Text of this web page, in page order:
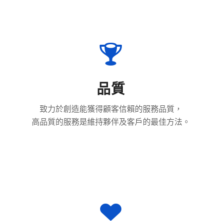
品質
致力於創造能獲得顧客信賴的服務品質，
高品質的服務是維持夥伴及客戶的最佳方法。